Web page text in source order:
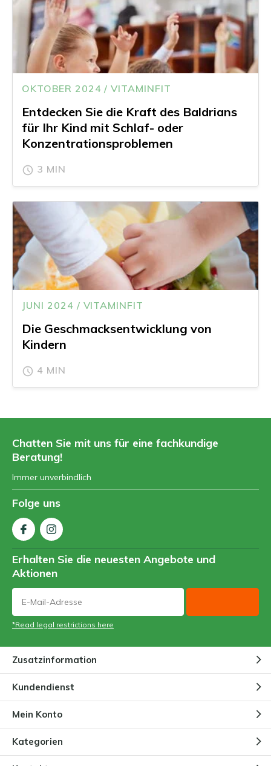
OKTOBER 2024 / VITAMINFIT
Entdecken Sie die Kraft des Baldrians
für Ihr Kind mit Schlaf- oder
Konzentrationsproblemen
3 MIN
JUNI 2024 / VITAMINFIT
Die Geschmacksentwicklung von
Kindern
4 MIN
Chatten Sie mit uns für eine fachkundige
Beratung!
Immer unverbindlich
Folge uns
Erhalten Sie die neuesten Angebote und
Aktionen
*Read legal restrictions here
Zusatzinformation
Kundendienst
Mein Konto
Kategorien